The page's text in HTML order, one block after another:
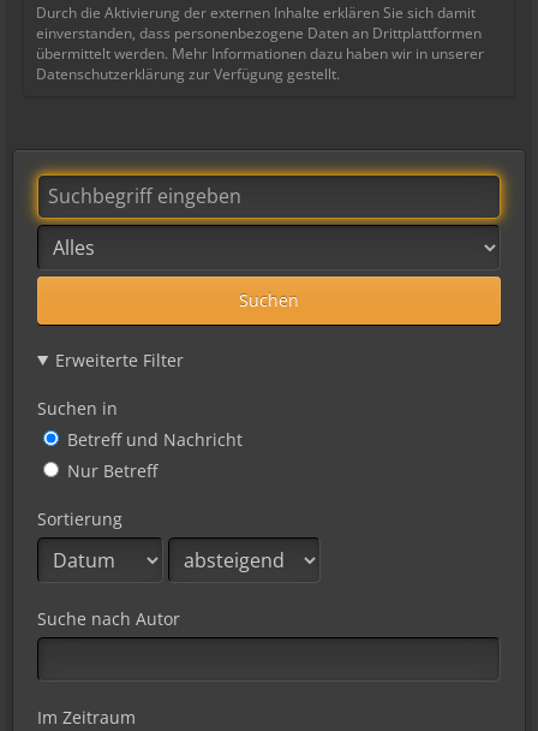
Durch die Aktivierung der externen Inhalte erklären Sie sich damit
einverstanden, dass personenbezogene Daten an Drittplattformen
übermittelt werden. Mehr Informationen dazu haben wir in unserer
Datenschutzerklärung zur Verfügung gestellt.
Suchen
Erweiterte Filter
Suchen in
Betreff und Nachricht
Nur Betreff
Sortierung
Suche nach Autor
Im Zeitraum